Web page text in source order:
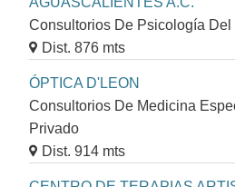
Consultorios De Psicología Del
Dist. 876 mts
ÓPTICA D'LEON
Consultorios De Medicina
Privado
Dist. 914 mts